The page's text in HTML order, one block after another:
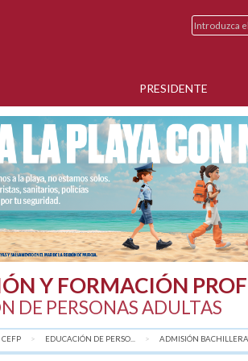
PRESIDENTE
Y FORMACIÓN
DE PERSONAS ADULTAS
CEFP EDUCACIÓN DE PERSO... ADMISIÓN